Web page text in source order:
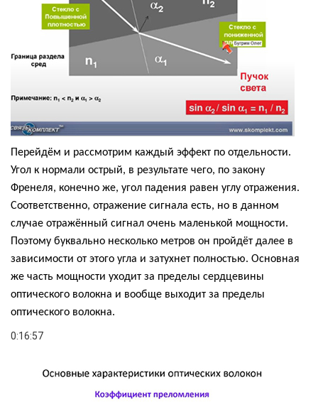
Перейдём и рассмотрим каждый эффект по отдельности.
Угол к нормали острый, в результате чего, по закону
Френеля, конечно же, угол падения равен углу отражения.
Соответственно, отражение сигнала есть, но в данном
случае отражённый сигнал очень маленькой мощности.
Поэтому буквально несколько метров он пройдёт далее в
зависимости от этого угла и затухнет полностью. Основная
же часть мощности уходит за пределы сердцевины
оптического волокна и вообще выходит за пределы
оптического волокна.
0:16:57